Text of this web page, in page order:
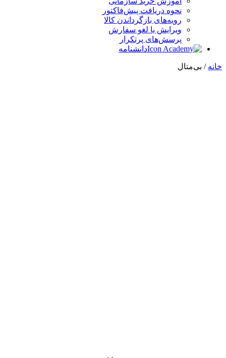
نحوه دریافت پیش‌فاکتور
رویه‌های بازگرداندن کالا
ویرایش یا لغو سفارش
پرسش‌های پرتکرار
دانشنامه
خانه / بی‌متال